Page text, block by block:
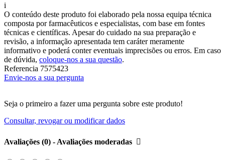
i
O conteúdo deste produto foi elaborado pela nossa equipa técnica
composta por farmacêuticos e especialistas, com base em fontes
técnicas e científicas. Apesar do cuidado na sua preparação e
revisão, a informação apresentada tem caráter meramente
informativo e poderá conter eventuais imprecisões ou erros. Em caso
de dúvida, coloque-nos a sua questão.
Referencia 7575423
Envie-nos a sua pergunta
Seja o primeiro a fazer uma pergunta sobre este produto!
Consultar, revogar ou modificar dados
Avaliações (0) - Avaliações moderadas 